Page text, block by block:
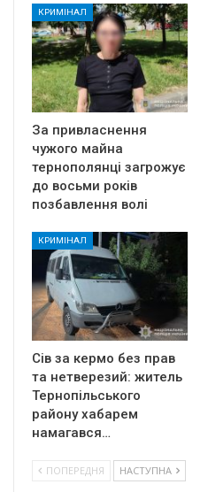
КРИМІНАЛ
За привласнення
чужого майна
тернополянці загрожує
до восьми років
позбавлення волі
КРИМІНАЛ
Сів за кермо без прав
та нетверезий: житель
Тернопільського
району хабарем
намагався…
ПОПЕРЕДНЯ НАСТУПНА